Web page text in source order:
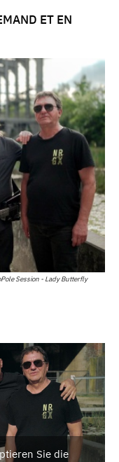
ET EN
Session - Lady Butterfly
Sie die